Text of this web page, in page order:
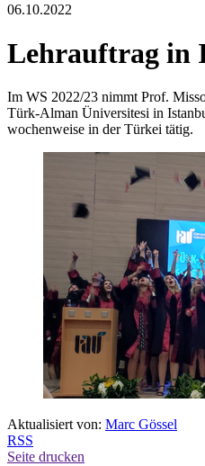
06.10.2022
Lehrauftrag in
Im WS 2022/23 nimmt Prof.
Türk-Alman Üniversitesi in
wochenweise in der Türkei tätig.
Aktualisiert von: Marc Gössel
RSS
Seite drucken